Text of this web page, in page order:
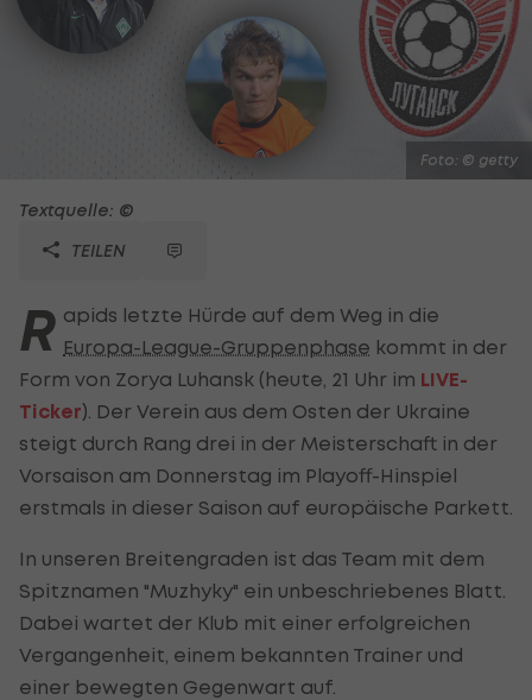
Foto: © getty
Textquelle: ©
TEILEN
R apids letzte Hürde auf dem Weg in die
Europa-League-Gruppenphase kommt in der
Form von Zorya Luhansk (heute, 21 Uhr im LIVE-
Ticker). Der Verein aus dem Osten der Ukraine
steigt durch Rang drei in der Meisterschaft in der
Vorsaison am Donnerstag im Playoff-Hinspiel
erstmals in dieser Saison auf europäische Parkett.
In unseren Breitengraden ist das Team mit dem
Spitznamen "Muzhyky" ein unbeschriebenes Blatt.
Dabei wartet der Klub mit einer erfolgreichen
Vergangenheit, einem bekannten Trainer und
einer bewegten Gegenwart auf.